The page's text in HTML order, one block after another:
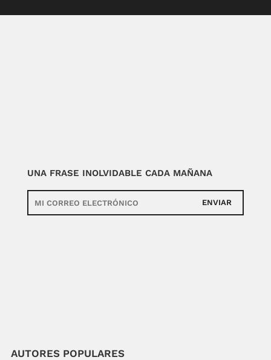
UNA FRASE INOLVIDABLE CADA MAÑANA
ENVIAR
AUTORES POPULARES